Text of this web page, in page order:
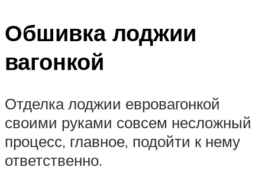
Обшивка лоджии
вагонкой
Отделка лоджии евровагонкой
своими руками совсем несложный
процесс, главное, подойти к нему
ответственно.